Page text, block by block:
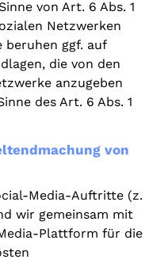
von Art. 6 Abs. 1
Netzwerken
beruhen ggf. auf
die von den
anzugeben
des Art. 6 Abs. 1
von
Media-Auftritte (z.
wir gemeinsam mit
Plattform für die